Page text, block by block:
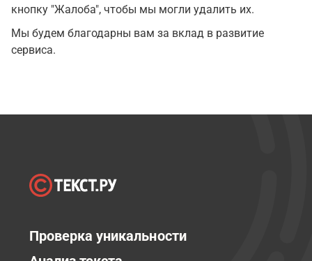
кнопку "Жалоба", чтобы мы могли удалить их.
Мы будем благодарны вам за вклад в развитие
сервиса.
Проверка уникальности